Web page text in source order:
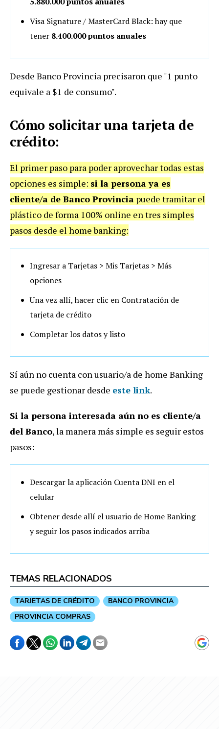
Visa Signature / MasterCard Black: hay que
tener 8.400.000 puntos anuales
Desde Banco Provincia precisaron que "1 punto
equivale a $1 de consumo".
Cómo solicitar una tarjeta de
crédito:
El primer paso para poder aprovechar todas estas
opciones es simple: si la persona ya es
cliente/a de Banco Provincia puede tramitar el
plástico de forma 100% online en tres simples
pasos desde el home banking:
Ingresar a Tarjetas > Mis Tarjetas > Más
opciones
Una vez allí, hacer clic en Contratación de
tarjeta de crédito
Completar los datos y listo
Sí aún no cuenta con usuario/a de home Banking
se puede gestionar desde este link.
Si la persona interesada aún no es cliente/a
del Banco, la manera más simple es seguir estos
pasos:
Descargar la aplicación Cuenta DNI en el
celular
Obtener desde allí el usuario de Home Banking
y seguir los pasos indicados arriba
TEMAS RELACIONADOS
TARJETAS DE CRÉDITO
BANCO PROVINCIA
PROVINCIA COMPRAS